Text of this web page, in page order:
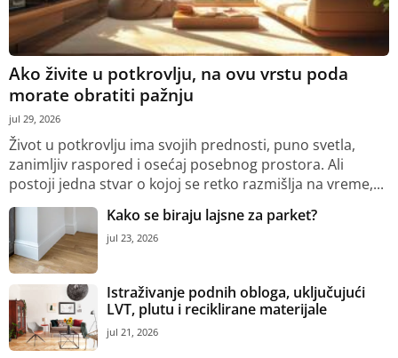
Ako živite u potkrovlju, na ovu vrstu poda
morate obratiti pažnju
jul 29, 2026
Život u potkrovlju ima svojih prednosti, puno svetla,
zanimljiv raspored i osećaj posebnog prostora. Ali
postoji jedna stvar o kojoj se retko razmišlja na vreme,...
Kako se biraju lajsne za parket?
jul 23, 2026
Istraživanje podnih obloga, uključujući
LVT, plutu i reciklirane materijale
jul 21, 2026